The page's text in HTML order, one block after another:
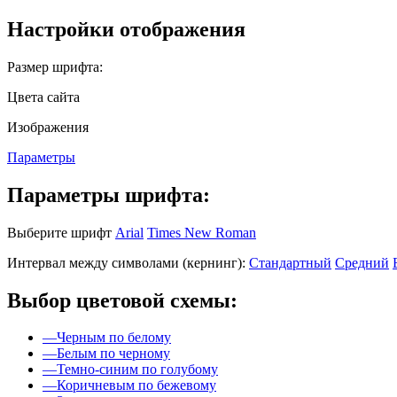
Настройки отображения
Размер шрифта:
Цвета сайта
Изображения
Параметры
Параметры шрифта:
Выберите шрифт Arial Times New Roman
Интервал между символами (кернинг): Стандартный Средний
Выбор цветовой схемы:
—Черным по белому
—Белым по черному
—Темно-синим по голубому
—Коричневым по бежевому